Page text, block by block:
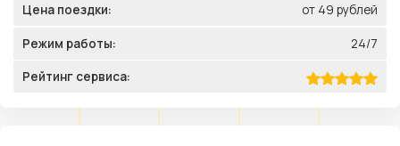
Цена поездки: от 49 рублей
Режим работы: 24/7
Рейтинг сервиса: